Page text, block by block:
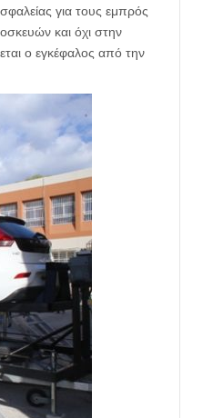
για τους εμπρός
και όχι στην
ο εγκέφαλος από την